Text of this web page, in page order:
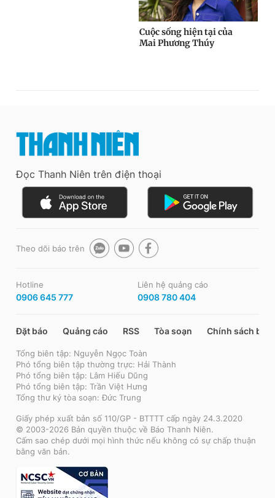
Đọc Thanh Niên trên điện thoại
Theo dõi báo trên
Hotline
0906 645 777
Liên hệ quảng cáo
0908 780 404
Đặt báo Quảng cáo RSS Tòa soạn Chính sách bảo
Tổng biên tập: Nguyễn Ngọc Toàn
Phó tổng biên tập thường trực: Hải Thành
Phó tổng biên tập: Lâm Hiếu Dũng
Phó tổng biên tập: Trần Việt Hưng
Tổng thư ký tòa soạn: Đức Trung
Giấy phép xuất bản số 110/GP - BTTTT cấp ngày 24.3.2020
© 2003-2026 Bản quyền thuộc về Báo Thanh Niên.
Cấm sao chép dưới mọi hình thức nếu không có sự chấp thuận
bằng văn bản.